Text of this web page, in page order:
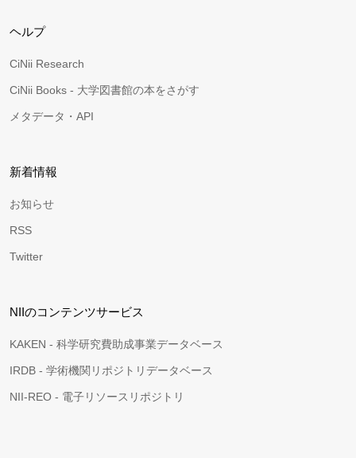
ヘルプ
CiNii Research
CiNii Books - 大学図書館の本をさがす
メタデータ・API
新着情報
お知らせ
RSS
Twitter
NIIのコンテンツサービス
KAKEN - 科学研究費助成事業データベース
IRDB - 学術機関リポジトリデータベース
NII-REO - 電子リソースリポジトリ